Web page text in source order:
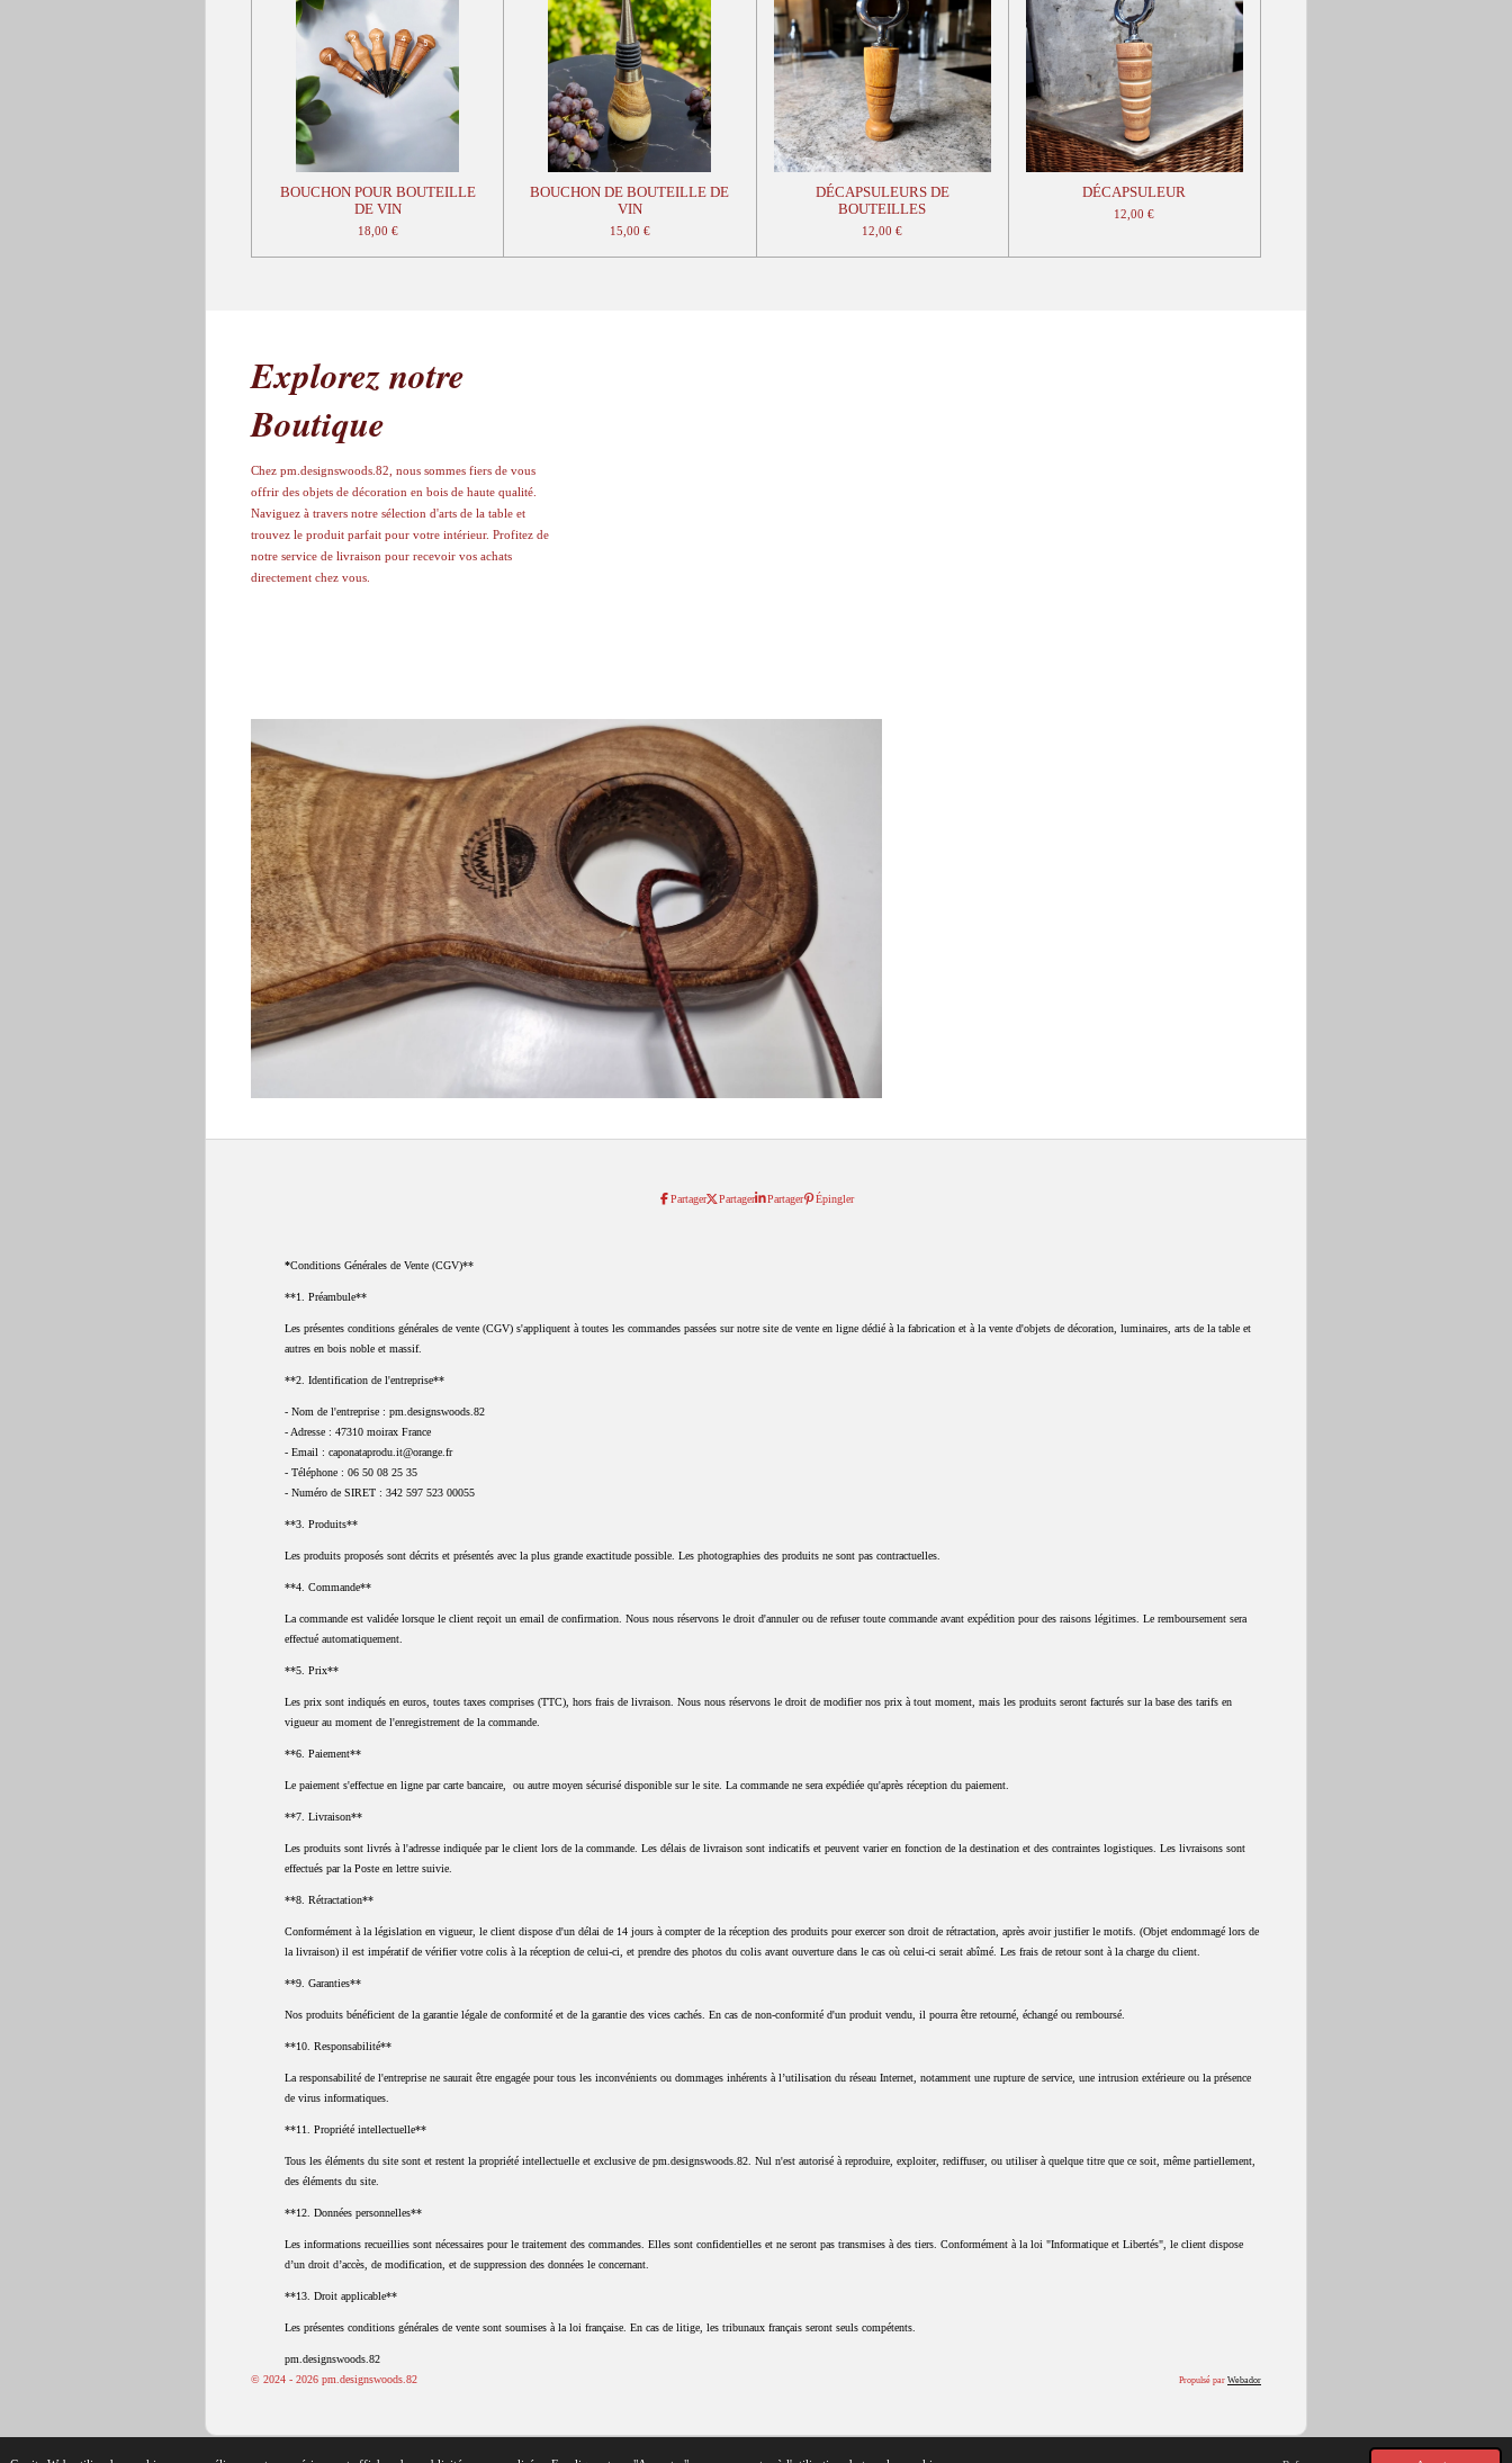
BOUCHON POUR BOUTEILLE
DE VIN
18,00 €
BOUCHON DE BOUTEILLE DE
VIN
15,00 €
DÉCAPSULEURS DE
BOUTEILLES
12,00 €
DÉCAPSULEUR
12,00 €
Explorez notre
Boutique
Chez pm.designswoods.82, nous sommes fiers de vous
offrir des objets de décoration en bois de haute qualité.
Naviguez à travers notre sélection d'arts de la table et
trouvez le produit parfait pour votre intérieur. Profitez de
notre service de livraison pour recevoir vos achats
directement chez vous.
Partager Partager Partager Épingler
*Conditions Générales de Vente (CGV)**
**1. Préambule**
Les présentes conditions générales de vente (CGV) s'appliquent à toutes les commandes passées sur notre site de vente en ligne dédié à la fabrication et à la vente d'objets de décoration, luminaires, arts de la table et
autres en bois noble et massif.
**2. Identification de l'entreprise**
- Nom de l'entreprise : pm.designswoods.82
- Adresse : 47310 moirax France
- Email : caponataprodu.it@orange.fr
- Téléphone : 06 50 08 25 35
- Numéro de SIRET : 342 597 523 00055
**3. Produits**
Les produits proposés sont décrits et présentés avec la plus grande exactitude possible. Les photographies des produits ne sont pas contractuelles.
**4. Commande**
La commande est validée lorsque le client reçoit un email de confirmation. Nous nous réservons le droit d'annuler ou de refuser toute commande avant expédition pour des raisons légitimes. Le remboursement sera
effectué automatiquement.
**5. Prix**
Les prix sont indiqués en euros, toutes taxes comprises (TTC), hors frais de livraison. Nous nous réservons le droit de modifier nos prix à tout moment, mais les produits seront facturés sur la base des tarifs en
vigueur au moment de l'enregistrement de la commande.
**6. Paiement**
Le paiement s'effectue en ligne par carte bancaire, ou autre moyen sécurisé disponible sur le site. La commande ne sera expédiée qu'après réception du paiement.
**7. Livraison**
Les produits sont livrés à l'adresse indiquée par le client lors de la commande. Les délais de livraison sont indicatifs et peuvent varier en fonction de la destination et des contraintes logistiques. Les livraisons sont
effectués par la Poste en lettre suivie.
**8. Rétractation**
Conformément à la législation en vigueur, le client dispose d'un délai de 14 jours à compter de la réception des produits pour exercer son droit de rétractation, après avoir justifier le motifs. (Objet endommagé lors de
la livraison) il est impératif de vérifier votre colis à la réception de celui-ci, et prendre des photos du colis avant ouverture dans le cas où celui-ci serait abîmé. Les frais de retour sont à la charge du client.
**9. Garanties**
Nos produits bénéficient de la garantie légale de conformité et de la garantie des vices cachés. En cas de non-conformité d'un produit vendu, il pourra être retourné, échangé ou remboursé.
**10. Responsabilité**
La responsabilité de l'entreprise ne saurait être engagée pour tous les inconvénients ou dommages inhérents à l’utilisation du réseau Internet, notamment une rupture de service, une intrusion extérieure ou la présence
de virus informatiques.
**11. Propriété intellectuelle**
Tous les éléments du site sont et restent la propriété intellectuelle et exclusive de pm.designswoods.82. Nul n'est autorisé à reproduire, exploiter, rediffuser, ou utiliser à quelque titre que ce soit, même partiellement,
des éléments du site.
**12. Données personnelles**
Les informations recueillies sont nécessaires pour le traitement des commandes. Elles sont confidentielles et ne seront pas transmises à des tiers. Conformément à la loi "Informatique et Libertés", le client dispose
d’un droit d’accès, de modification, et de suppression des données le concernant.
**13. Droit applicable**
Les présentes conditions générales de vente sont soumises à la loi française. En cas de litige, les tribunaux français seront seuls compétents.
pm.designswoods.82
© 2024 - 2026 pm.designswoods.82
Propulsé par Webador